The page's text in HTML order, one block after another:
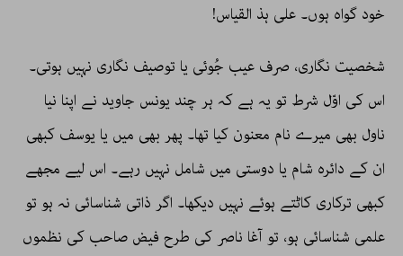
خود گواہ ہوں۔ علی ہذ القیاس!
شخصیت نگاری، صرف عیب جُوئی یا توصیف نگاری نہیں ہوتی۔
اس کی اوّل شرط تو یہ ہے کہ ہر چند یونس جاوید نے اپنا نیا
ناول بھی میرے نام معنون کیا تھا۔ پھر بھی میں یا یوسف کبھی
ان کے دائرہ شام یا دوستی میں شامل نہیں رہے۔ اس لیے مجھے
کبھی ترکاری کاٹتے ہوئے نہیں دیکھا۔ اگر ذاتی شناسائی نہ ہو تو
علمی شناسائی ہو، تو آغا ناصر کی طرح فیض صاحب کی نظموں